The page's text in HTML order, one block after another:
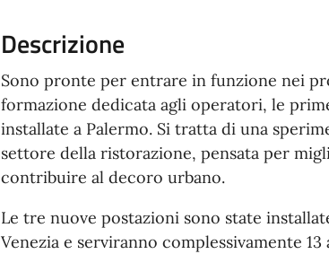
Descrizione
Sono pronte per entrare in funzione nei
formazione dedicata agli operatori, le
installate a Palermo. Si tratta di una
settore della ristorazione, pensata per
contribuire al decoro urbano.
Le tre nuove postazioni sono state
Venezia e serviranno complessivamente